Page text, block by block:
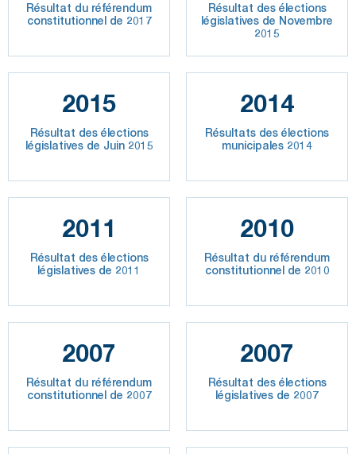
Résultat du référendum
constitutionnel de 2017
Résultat des élections
législatives de Novembre
2015
2015
Résultat des élections
législatives de Juin 2015
2014
Résultats des élections
municipales 2014
2011
Résultat des élections
législatives de 2011
2010
Résultat du référendum
constitutionnel de 2010
2007
Résultat du référendum
constitutionnel de 2007
2007
Résultat des élections
législatives de 2007